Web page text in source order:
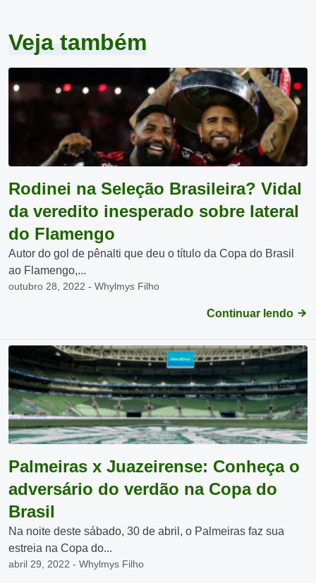
Veja também
Rodinei na Seleção Brasileira? Vidal
da veredito inesperado sobre lateral
do Flamengo
Autor do gol de pênalti que deu o título da Copa do Brasil
ao Flamengo,...
outubro 28, 2022 - Whylmys Filho
Continuar lendo
Palmeiras x Juazeirense: Conheça o
adversário do verdão na Copa do
Brasil
Na noite deste sábado, 30 de abril, o Palmeiras faz sua
estreia na Copa do...
abril 29, 2022 - Whylmys Filho